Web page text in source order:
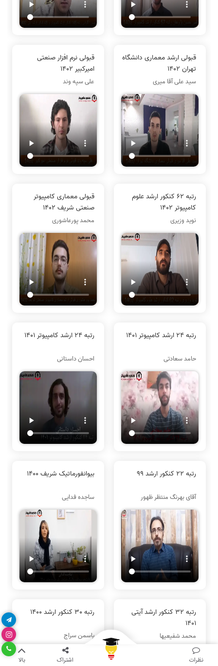
نظرات اشتراک بالا
قبولی ارشد معماری دانشگاه
تهران 1402
سید علی آقا میری
قبولی نرم افزار صنعتی
امیرکبیر 1402
علی سپه وند
رتبه 62 کنکور ارشد علوم
کامپیوتر 1402
نوید وزیری
قبولی معماری کامپیوتر
صنعتی شریف 1402
محمد پورعاشوری
رتبه 24 ارشد کامپیوتر 1401
حامد سعادتی
رتبه 24 ارشد کامپیوتر 1401
احسان داستانی
رتبه 22 کنکور ارشد 99
آقای بهرنگ منتظر ظهور
بیوانفورماتیک شریف 1400
ساجده فدایی
رتبه 32 کنکور ارشد آیتی
1401
محمد شفیعیها
رتبه 30 کنکور ارشد 1400
یاسمن سراج